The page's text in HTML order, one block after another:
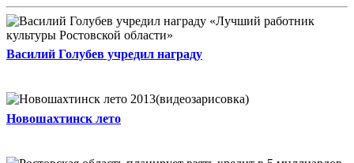
Василий Голубев учредил награду
Новошахтинск лето